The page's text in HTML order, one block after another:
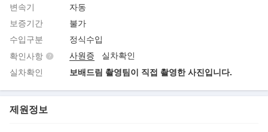
변속기
자동
보증기간
불가
수입구분
정식수입
확인사항
사원증
실차확인
실차확인
보배드림 촬영팀이 직접 촬영한 사진입니다.
제원정보